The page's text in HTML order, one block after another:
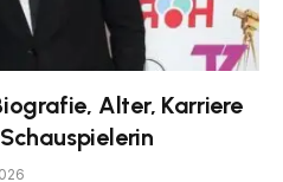
Alter, Karriere